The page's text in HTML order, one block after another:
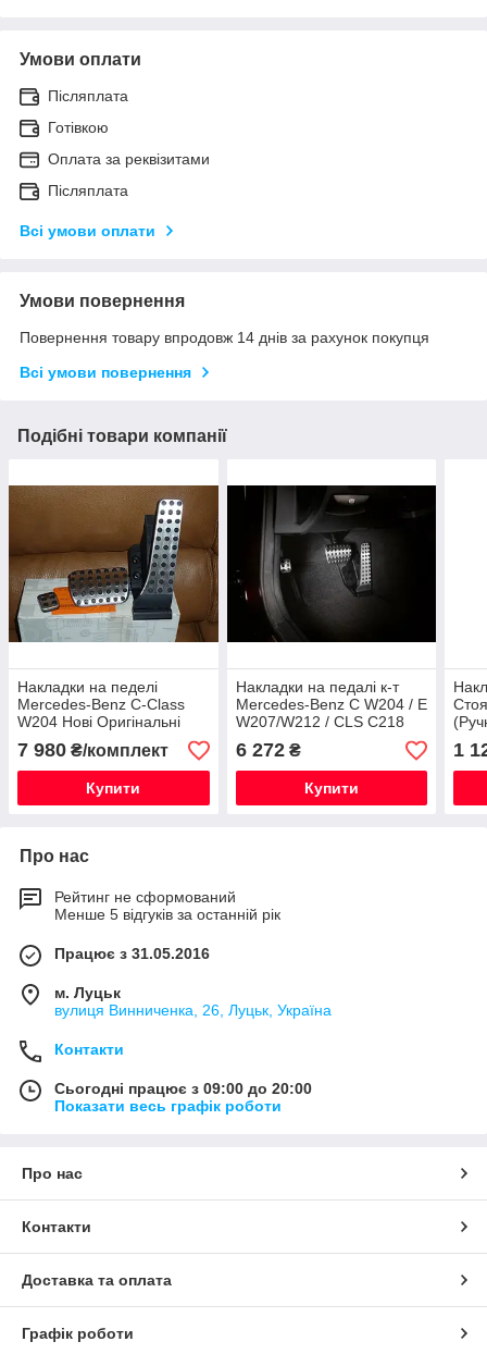
Умови оплати
Післяплата
Готівкою
Оплата за реквізитами
Післяплата
Всі умови оплати
Умови повернення
Повернення товару впродовж 14 днів за рахунок покупця
Всі умови повернення
Подібні товари компанії
Накладки на педелі
Mercedes-Benz C-Class
W204 Нові Оригінальні
7 980 ₴/комплект
Купити
Накладки на педалі к-т
Mercedes-Benz C W204 / E
W207/W212 / CLS C218
Нові Оригінальні
6 272₴
Купити
E
1
Про нас
Рейтинг не сформований
Менше 5 відгуків за останній рік
Працює з 31.05.2016
м. Луцьк
вулиця Винниченка, 26, Луцьк, Україна
Контакти
Сьогодні працює з 09:00 до 20:00
Показати весь графік роботи
Про нас
Контакти
Доставка та оплата
Графік роботи